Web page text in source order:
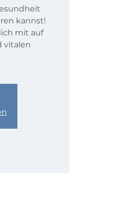
kannst!
mit auf
vitalen